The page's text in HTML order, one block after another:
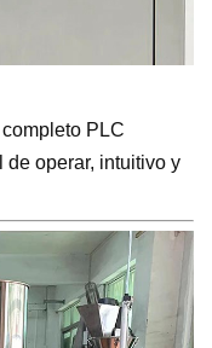
PLC
de operar, intuitivo y